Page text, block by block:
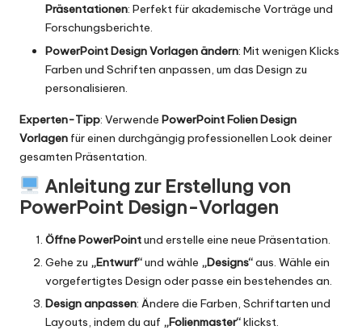
Präsentationen: Perfekt für akademische Vorträge und
Forschungsberichte.
PowerPoint Design Vorlagen ändern: Mit wenigen Klicks
Farben und Schriften anpassen, um das Design zu
personalisieren.
Experten-Tipp: Verwende PowerPoint Folien Design
Vorlagen für einen durchgängig professionellen Look deiner
gesamten Präsentation.
Anleitung zur Erstellung von
PowerPoint Design-Vorlagen
Öffne PowerPointund erstelle eine neue Präsentation.
Gehe zu „Entwurf“und wähle „Designs“aus. Wähle ein
vorgefertigtes Design oder passe ein bestehendes an.
Design anpassen: Ändere die Farben, Schriftarten und
Layouts, indem du auf „Folienmaster“klickst.